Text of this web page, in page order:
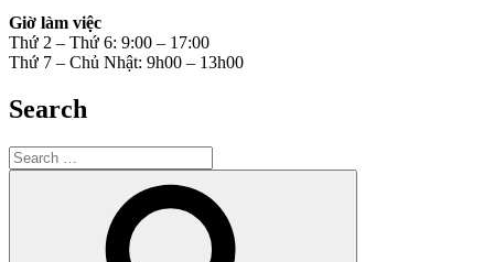
Giờ làm việc
Thứ 2 – Thứ 6: 9:00 – 17:00
Thứ 7 – Chủ Nhật: 9h00 – 13h00
Search
Search
for: